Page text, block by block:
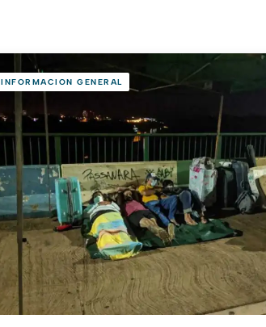
INFORMACION GENERAL